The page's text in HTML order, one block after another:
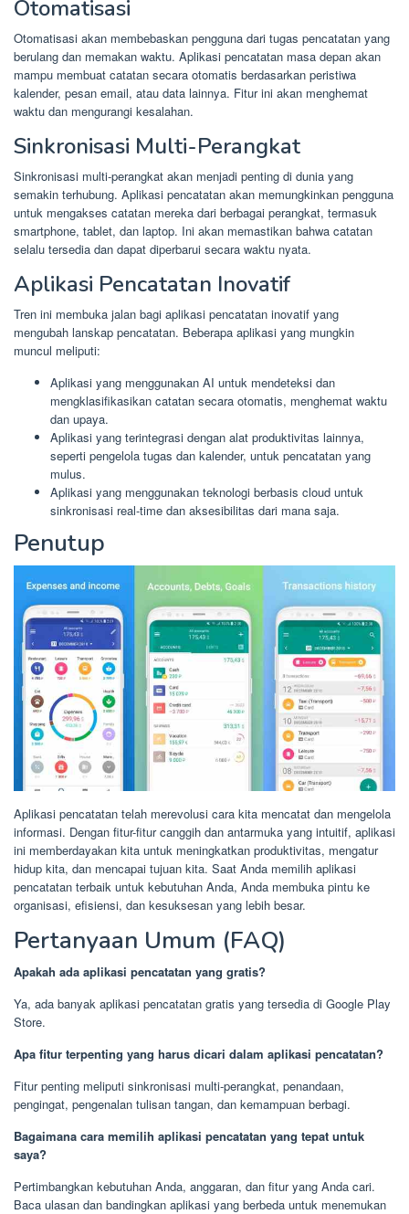
Otomatisasi
Otomatisasi akan membebaskan pengguna dari tugas pencatatan yang
berulang dan memakan waktu. Aplikasi pencatatan masa depan akan
mampu membuat catatan secara otomatis berdasarkan peristiwa
kalender, pesan email, atau data lainnya. Fitur ini akan menghemat
waktu dan mengurangi kesalahan.
Sinkronisasi Multi-Perangkat
Sinkronisasi multi-perangkat akan menjadi penting di dunia yang
semakin terhubung. Aplikasi pencatatan akan memungkinkan pengguna
untuk mengakses catatan mereka dari berbagai perangkat, termasuk
smartphone, tablet, dan laptop. Ini akan memastikan bahwa catatan
selalu tersedia dan dapat diperbarui secara waktu nyata.
Aplikasi Pencatatan Inovatif
Tren ini membuka jalan bagi aplikasi pencatatan inovatif yang
mengubah lanskap pencatatan. Beberapa aplikasi yang mungkin
muncul meliputi:
Aplikasi yang menggunakan AI untuk mendeteksi dan
mengklasifikasikan catatan secara otomatis, menghemat waktu
dan upaya.
Aplikasi yang terintegrasi dengan alat produktivitas lainnya,
seperti pengelola tugas dan kalender, untuk pencatatan yang
mulus.
Aplikasi yang menggunakan teknologi berbasis cloud untuk
sinkronisasi real-time dan aksesibilitas dari mana saja.
Penutup
Aplikasi pencatatan telah merevolusi cara kita mencatat dan mengelola
informasi. Dengan fitur-fitur canggih dan antarmuka yang intuitif, aplikasi
ini memberdayakan kita untuk meningkatkan produktivitas, mengatur
hidup kita, dan mencapai tujuan kita. Saat Anda memilih aplikasi
pencatatan terbaik untuk kebutuhan Anda, Anda membuka pintu ke
organisasi, efisiensi, dan kesuksesan yang lebih besar.
Pertanyaan Umum (FAQ)
Apakah ada aplikasi pencatatan yang gratis?
Ya, ada banyak aplikasi pencatatan gratis yang tersedia di Google Play
Store.
Apa fitur terpenting yang harus dicari dalam aplikasi pencatatan?
Fitur penting meliputi sinkronisasi multi-perangkat, penandaan,
pengingat, pengenalan tulisan tangan, dan kemampuan berbagi.
Bagaimana cara memilih aplikasi pencatatan yang tepat untuk
saya?
Pertimbangkan kebutuhan Anda, anggaran, dan fitur yang Anda cari.
Baca ulasan dan bandingkan aplikasi yang berbeda untuk menemukan